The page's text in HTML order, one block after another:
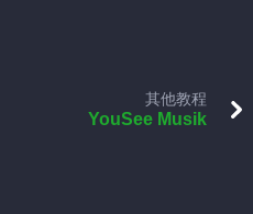
其他教程
YouSee Musik